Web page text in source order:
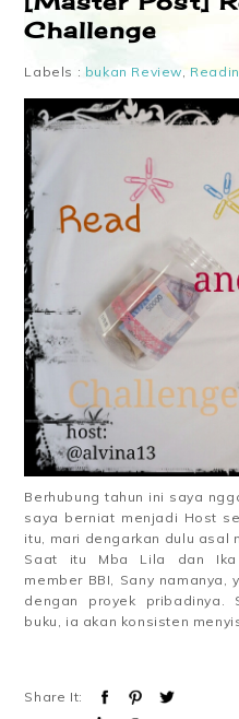
Challenge
Labels : bukan Review ,
Berhubung tahun ini saya
saya berniat menjadi Host
itu, mari dengarkan dulu asal
Saat itu Mba Lila dan Ika
member BBI, Sany
dengan proyek pribadinya.
buku, ia akan konsisten
Share It: